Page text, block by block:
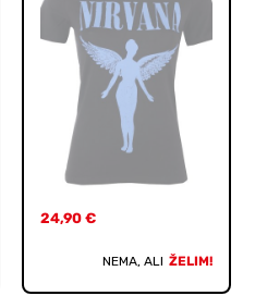
24,90 €
NEMA, ALI ŽELIM!